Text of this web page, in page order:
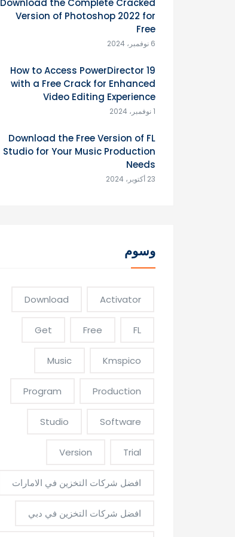
Download the Complete Cracked
Version of Photoshop 2022 for
Free
6 نوفمبر، 2024
How to Access PowerDirector 19
with a Free Crack for Enhanced
Video Editing Experience
1 نوفمبر، 2024
Download the Free Version of FL
Studio for Your Music Production
Needs
23 أكتوبر، 2024
وسوم
Activator
Download
FL
Free
Get
Kmspico
Music
Production
Program
Software
Studio
Trial
Version
افضل شركات التخزين في الامارات
افضل شركات التخزين في دبي